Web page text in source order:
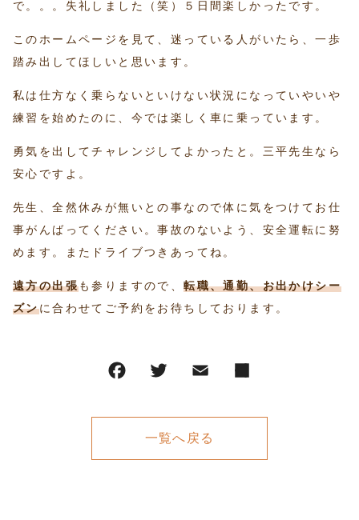
で。。。失礼しました（笑）５日間楽しかったです。
このホームページを見て、迷っている人がいたら、一歩
踏み出してほしいと思います。
私は仕方なく乗らないといけない状況になっていやいや
練習を始めたのに、今では楽しく車に乗っています。
勇気を出してチャレンジしてよかったと。三平先生なら
安心ですよ。
先生、全然休みが無いとの事なので体に気をつけてお仕
事がんばってください。事故のないよう、安全運転に努
めます。またドライブつきあってね。
遠方の出張も参りますので、転職、通勤、お出かけシー
ズンに合わせてご予約をお待ちしております。
一覧へ戻る